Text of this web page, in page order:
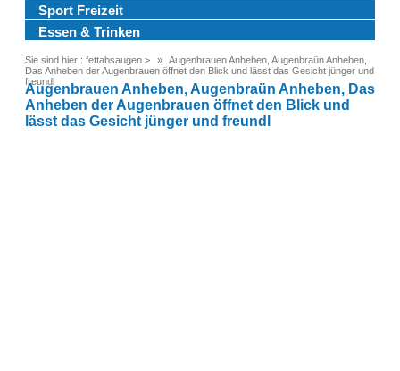
Sport Freizeit
Essen & Trinken
Sie sind hier : fettabsaugen >
Augenbrauen Anheben, Augenbraün Anheben,
Das Anheben der Augenbrauen öffnet den Blick und lässt das Gesicht jünger und
freundl
Augenbrauen Anheben, Augenbraün Anheben, Das
Anheben der Augenbrauen öffnet den Blick und
lässt das Gesicht jünger und freundl